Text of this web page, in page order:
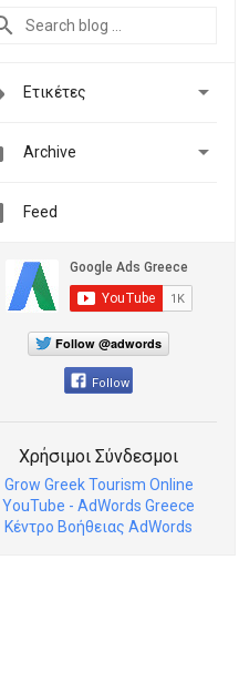
Ετικέτες 
Archive 
Feed
Follow @adwords
Follow
Χρήσιμοι Σύνδεσμοι
Grow Greek Tourism Online
YouTube - AdWords Greece
Κέντρο Βοήθειας AdWords